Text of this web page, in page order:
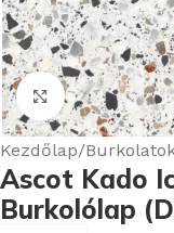
Nagyításhoz
Kezdőlap
Ascot Kado
Burkolólap